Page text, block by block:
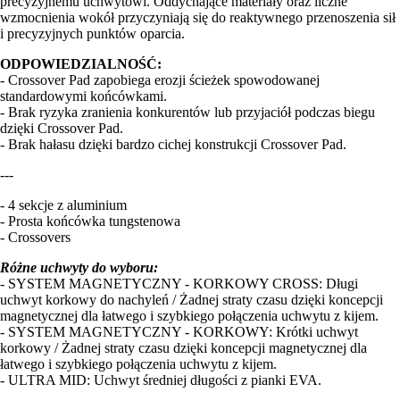
wzmocnienia wokół przyczyniają się do reaktywnego przenoszenia sił
i precyzyjnych punktów oparcia.
ODPOWIEDZIALNOŚĆ:
- Crossover Pad zapobiega erozji ścieżek spowodowanej
standardowymi końcówkami.
- Brak ryzyka zranienia konkurentów lub przyjaciół podczas biegu
dzięki Crossover Pad.
- Brak hałasu dzięki bardzo cichej konstrukcji Crossover Pad.
---
- 4 sekcje z aluminium
- Prosta końcówka tungstenowa
- Crossovers
Różne uchwyty do wyboru:
- SYSTEM MAGNETYCZNY - KORKOWY CROSS: Długi
uchwyt korkowy do nachyleń / Żadnej straty czasu dzięki koncepcji
magnetycznej dla łatwego i szybkiego połączenia uchwytu z kijem.
- SYSTEM MAGNETYCZNY - KORKOWY: Krótki uchwyt
korkowy / Żadnej straty czasu dzięki koncepcji magnetycznej dla
łatwego i szybkiego połączenia uchwytu z kijem.
- ULTRA MID: Uchwyt średniej długości z pianki EVA.